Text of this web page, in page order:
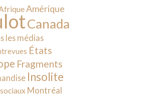
Amérique
Canada
les médias
États
Fragments
Insolite
Montréal